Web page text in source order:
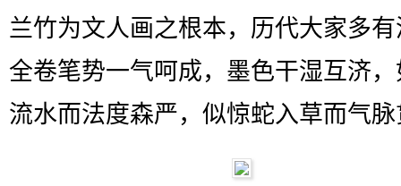
兰竹为文人画之根本，历代大家多
全卷笔势一气呵成，墨色干湿互济
流水而法度森严，似惊蛇入草而气